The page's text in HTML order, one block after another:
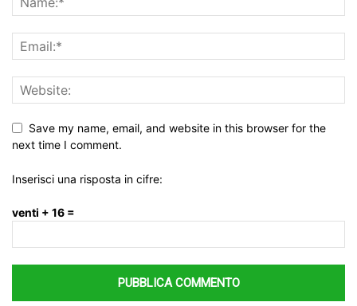
Save my name, email, and website in this browser for the
next time I comment.
Inserisci una risposta in cifre:
venti + 16 =